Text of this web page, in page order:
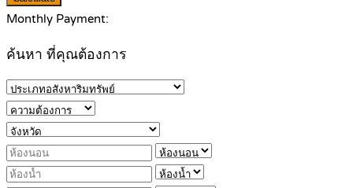
Monthly Payment:
ค้นหา ที่คุณต้องการ